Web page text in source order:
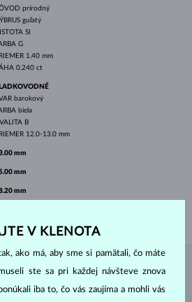
prírodný
guľatý
SI
G
1.40 mm
0.240 ct
barokový
biela
B
12.0-13.0 mm
mm
mm
mm
ATELIÉRU KLENOTA
V KLENOTA
ako má, aby sme si pamätali, čo máte
ste sa pri každej návšteve znova
iba to, čo vás zaujíma a mohli vás